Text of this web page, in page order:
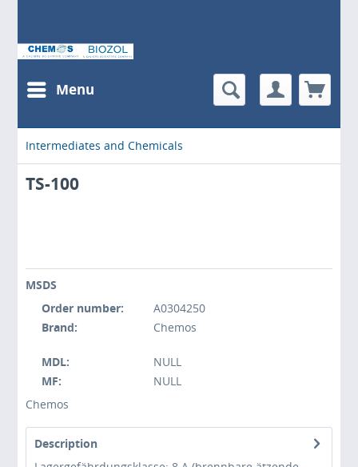
Menu
Intermediates and Chemicals
TS-100
MSDS
Order number:
A0304250
Brand:
Chemos
MDL:
NULL
MF:
NULL
Chemos
Description